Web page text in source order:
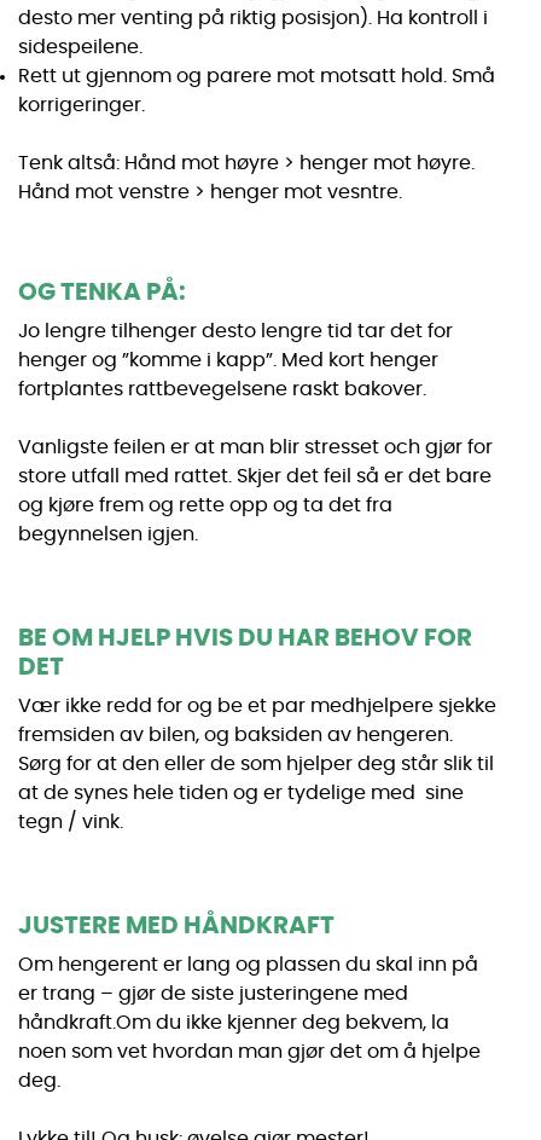
desto mer venting på riktig posisjon). Ha kontroll i
sidespeilene.
Rett ut gjennom og parere mot motsatt hold. Små
korrigeringer.
Tenk altså: Hånd mot høyre > henger mot høyre.
Hånd mot venstre > henger mot vesntre.
OG TENKA PÅ:
Jo lengre tilhenger desto lengre tid tar det for
henger og ”komme i kapp”. Med kort henger
fortplantes rattbevegelsene raskt bakover.
Vanligste feilen er at man blir stresset och gjør for
store utfall med rattet. Skjer det feil så er det bare
og kjøre frem og rette opp og ta det fra
begynnelsen igjen.
BE OM HJELP HVIS DU HAR BEHOV FOR
DET
Vær ikke redd for og be et par medhjelpere sjekke
fremsiden av bilen, og baksiden av hengeren.
Sørg for at den eller de som hjelper deg står slik til
at de synes hele tiden og er tydelige med sine
tegn / vink.
JUSTERE MED HÅNDKRAFT
Om hengerent er lang og plassen du skal inn på
er trang – gjør de siste justeringene med
håndkraft.Om du ikke kjenner deg bekvem, la
noen som vet hvordan man gjør det om å hjelpe
deg.